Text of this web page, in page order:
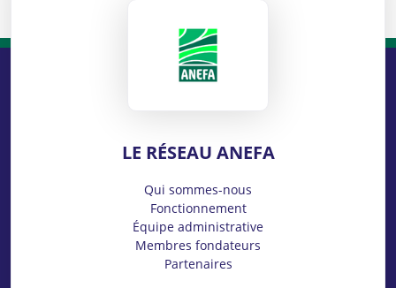
LE RÉSEAU ANEFA
Qui sommes-nous
Fonctionnement
Équipe administrative
Membres fondateurs
Partenaires